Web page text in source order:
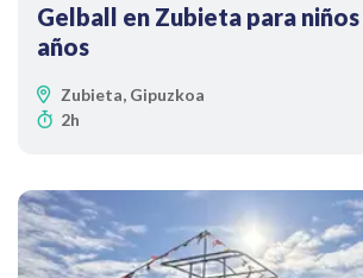
Gelball en Zubieta para
años
Zubieta, Gipuzkoa
2h